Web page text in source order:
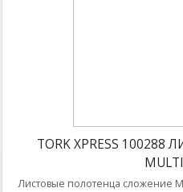
TORK XPRESS
Листовые полотенца сложение